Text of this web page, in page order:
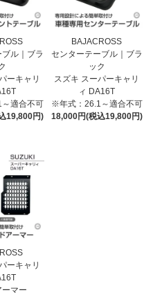
ル｜ブラ
ーキャリ
適合不可
19,800円)
BAJACROSS
センターテーブル｜ブラ
ック
スズキ スーパーキャリ
ィ DA16T
※年式：26.1～適合不可
18,000円(税込19,800円)
ーキャリ
マー